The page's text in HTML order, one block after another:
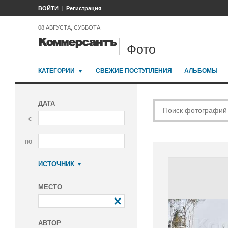
ВОЙТИ Регистрация
08 АВГУСТА, СУББОТА
Фото
КАТЕГОРИИ СВЕЖИЕ ПОСТУПЛЕНИЯ АЛЬБОМЫ
ДАТА
с
по
ИСТОЧНИК
МЕСТО
АВТОР